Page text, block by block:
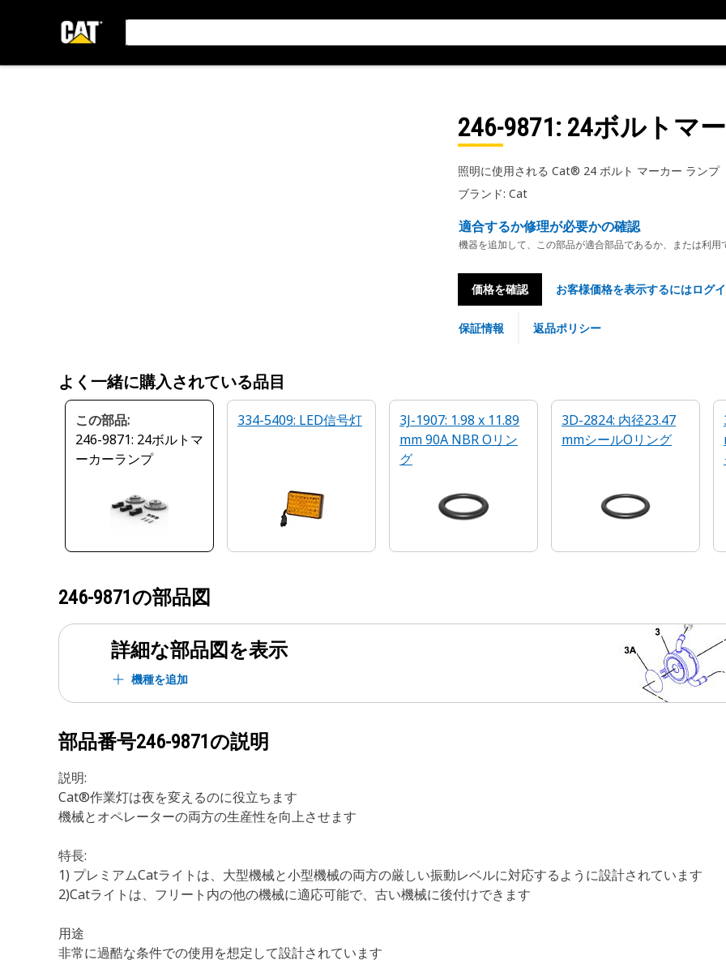
246-9871: 24ボルトマ
照明に使用される Cat® 24 ボルト マーカー ランプ
ブランド: Cat
適合するか修理が必要かの確認
機器を追加して、この部品が適合部品であるか、または利
価格を確認 お客様価格を表示するにはログ
保証情報 返品ポリシー
よく一緒に購入されている品目
この部品:
246-9871: 24ボルトマ
ーカーランプ
334-5409: LED信号灯
3J-1907: 1.98 x 11.89
mm 90A NBR Oリン
グ
3D-2824: 内径23.47
mmシールOリング
246-9871 の部品図
詳細な部品図を表示
機種を追加
部品番号246-9871 の説明
説明:
Cat®作業灯は夜を変えるのに役立ちます
機械とオペレーターの両方の生産性を向上させます
特長:
1) プレミアムCatライトは、大型機械と小型機械の両方の厳しい振動レベルに対応するように設計されています
2)Catライトは、フリート内の他の機械に適応可能で、古い機械に後付けできます
用途
非常に過酷な条件での使用を想定して設計されています